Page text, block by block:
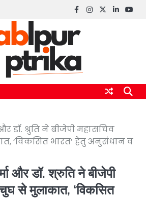
Facebook
instagram
twitterlinkedin
डॉ. श्रुति ने बीजेपी महासचिव
‘विकसित भारत’ हेतु अनुसंधान व
और डॉ. श्रुति ने बीजेपी
से मुलाकात, ‘विकसित